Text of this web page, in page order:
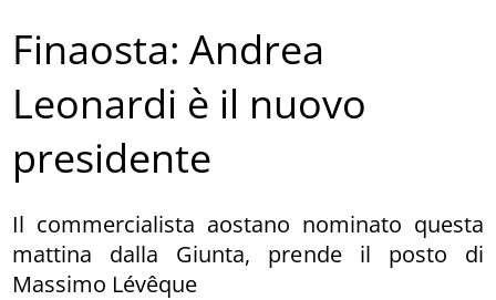
Finaosta: Andrea
Leonardi è il nuovo
presidente
Il commercialista aostano nominato questa
mattina dalla Giunta, prende il posto di
Massimo Lévêque